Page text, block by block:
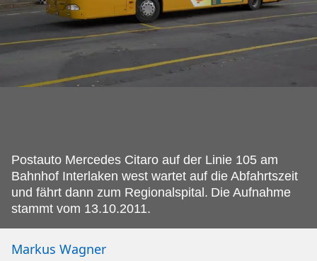
Postauto Mercedes Citaro auf der Linie 105 am
Bahnhof Interlaken west wartet auf die Abfahrtszeit
und fährt dann zum Regionalspital. Die Aufnahme
stammt vom 13.10.2011.
Markus Wagner